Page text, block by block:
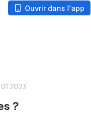
Ouvrir dans l'app
2023
?